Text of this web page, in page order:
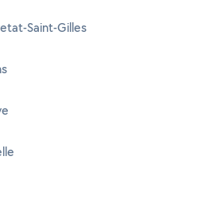
Saint-Gilles